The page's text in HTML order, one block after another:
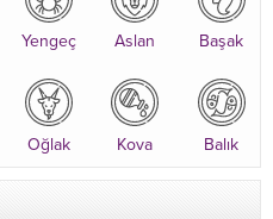
Yengeç Aslan Başak
Oğlak Kova Balık